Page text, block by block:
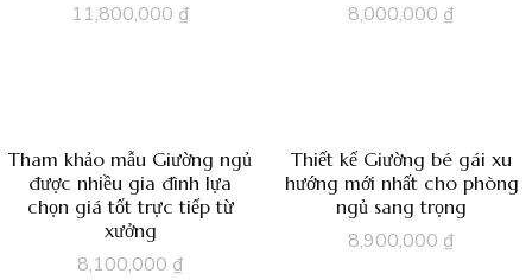
11,800,000 ₫ 8,000,000 ₫
Tham khảo mẫu Giường ngủ
được nhiều gia đình lựa
chọn giá tốt trực tiếp từ
xưởng
8,100,000 ₫
Thiết kế Giường bé gái xu
hướng mới nhất cho phòng
ngủ sang trọng
8,900,000 ₫